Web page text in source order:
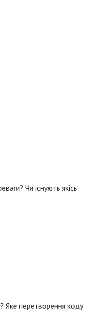
Чи існують якісь
Яке перетворення коду